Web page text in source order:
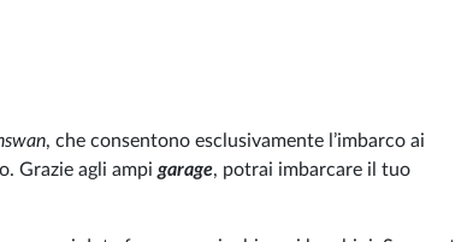
, che consentono esclusivamente l’imbarco ai
Grazie agli ampi garage, potrai imbarcare il tuo